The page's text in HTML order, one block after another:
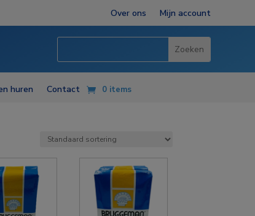
Over ons Mijn account
huren Contact 0 items